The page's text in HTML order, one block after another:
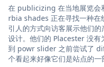
在 publicizing 在当地展览会
rbia shades 正在寻找一种在
引人的方式向访客展示他们
设计。他们的 Placester 没有
到 powr slider 之前尝试了
个看起来好像它们是站点的一